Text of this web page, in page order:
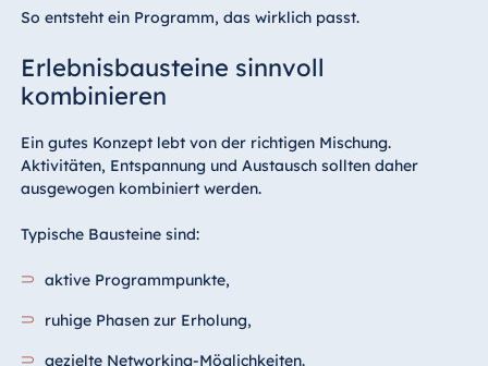
So entsteht ein Programm, das wirklich passt.
Erlebnisbausteine sinnvoll
kombinieren
Ein gutes Konzept lebt von der richtigen Mischung.
Aktivitäten, Entspannung und Austausch sollten daher
ausgewogen kombiniert werden.
Typische Bausteine sind:
aktive Programmpunkte,
ruhige Phasen zur Erholung,
gezielte Networking-Möglichkeiten.